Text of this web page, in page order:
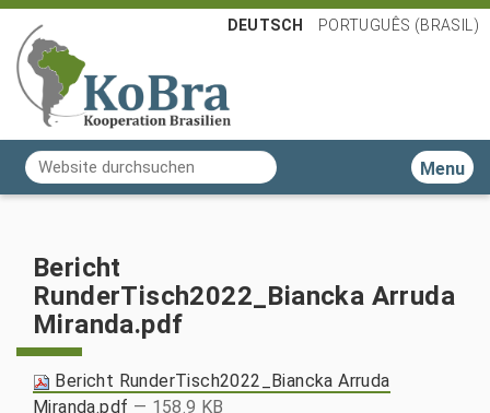
Website durchsuchen
Erweiterte Suche…
DEUTSCH PORTUGUÊS (BRASIL)
Toggle
Bericht
RunderTisch2022_Biancka Arruda
Miranda.pdf
Bericht RunderTisch2022_Biancka Arruda
Miranda.pdf — 158.9 KB